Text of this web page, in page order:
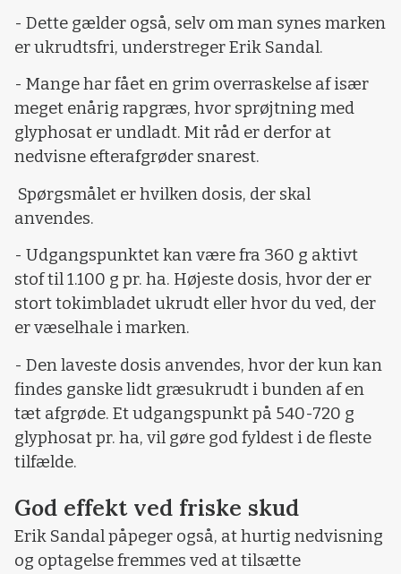
- Dette gælder også, selv om man synes marken
er ukrudtsfri, understreger Erik Sandal.
- Mange har fået en grim overraskelse af især
meget enårig rapgræs, hvor sprøjtning med
glyphosat er undladt. Mit råd er derfor at
nedvisne efterafgrøder snarest.
Spørgsmålet er hvilken dosis, der skal
anvendes.
- Udgangspunktet kan være fra 360 g aktivt
stof til 1.100 g pr. ha. Højeste dosis, hvor der er
stort tokimbladet ukrudt eller hvor du ved, der
er væselhale i marken.
- Den laveste dosis anvendes, hvor der kun kan
findes ganske lidt græsukrudt i bunden af en
tæt afgrøde. Et udgangspunkt på 540-720 g
glyphosat pr. ha, vil gøre god fyldest i de fleste
tilfælde.
God effekt ved friske skud
Erik Sandal påpeger også, at hurtig nedvisning
og optagelse fremmes ved at tilsætte